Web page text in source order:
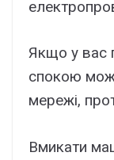
Якщо у вас
спокою
мережі,
Вмикати